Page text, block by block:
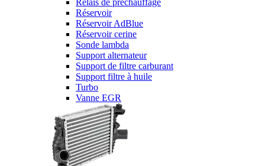
Relais de préchauffage
Réservoir
Réservoir AdBlue
Réservoir cerine
Sonde lambda
Support alternateur
Support de filtre carburant
Support filtre à huile
Turbo
Vanne EGR